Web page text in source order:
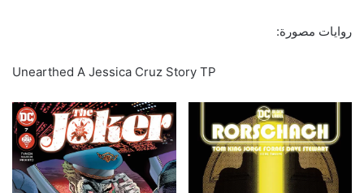
روايات مصورة:
Unearthed A Jessica Cruz Story TP